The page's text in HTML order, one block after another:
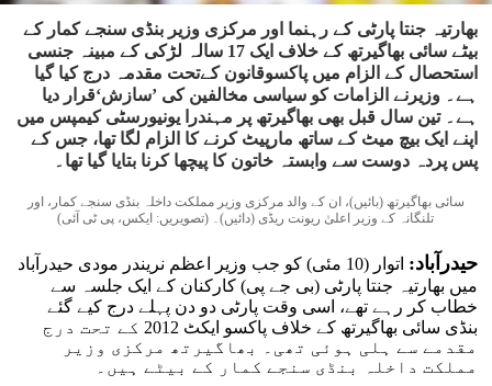
بھارتیہ جنتا پارٹی کے رہنما اور مرکزی وزیر بنڈی سنجے کمار کے
بیٹے سائی بھاگیرتھ کے خلاف ایک 17 سالہ لڑکی کے مبینہ جنسی
استحصال کے الزام میں پاکسوقانون کےتحت مقدمہ درج کیا گیا
ہے۔ وزیرنے الزامات کو سیاسی مخالفین کی ’سازش‘قرار دیا
ہے۔ تین سال قبل بھی بھاگیرتھ پر مہندرا یونیورسٹی کیمپس میں
اپنے ایک بیچ میٹ کے ساتھ مارپیٹ کرنے کا الزام لگا تھا، جس کے
پس پردہ دوست سے وابستہ خاتون کا پیچھا کرنا بتایا گیا تھا۔
سائی بھاگیرتھ (بائیں)، ان کے والد مرکزی وزیر مملکت داخلہ بنڈی سنجے کمار، اور
تلنگانہ کے وزیر اعلیٰ ریونت ریڈی (دائیں)۔ (تصویریں: ایکس، پی ٹی آئی)
حیدرآباد:
اتوار (10 مئی) کو جب وزیر اعظم نریندر مودی حیدرآباد
میں بھارتیہ جنتا پارٹی (بی جے پی) کارکنان کے ایک جلسہ سے
خطاب کر رہے تھے، اسی وقت پارٹی دو دن پہلے درج کیے گئے
بنڈی سائی بھاگیرتھ کے خلاف پاکسو ایکٹ 2012 کے تحت درج
مقدمے سے ہلی ہوئی تھی۔ بھاگیرتھ مرکزی وزیر
مملکت داخلہ بنڈی سنجے کمار کے بیٹے ہیں۔